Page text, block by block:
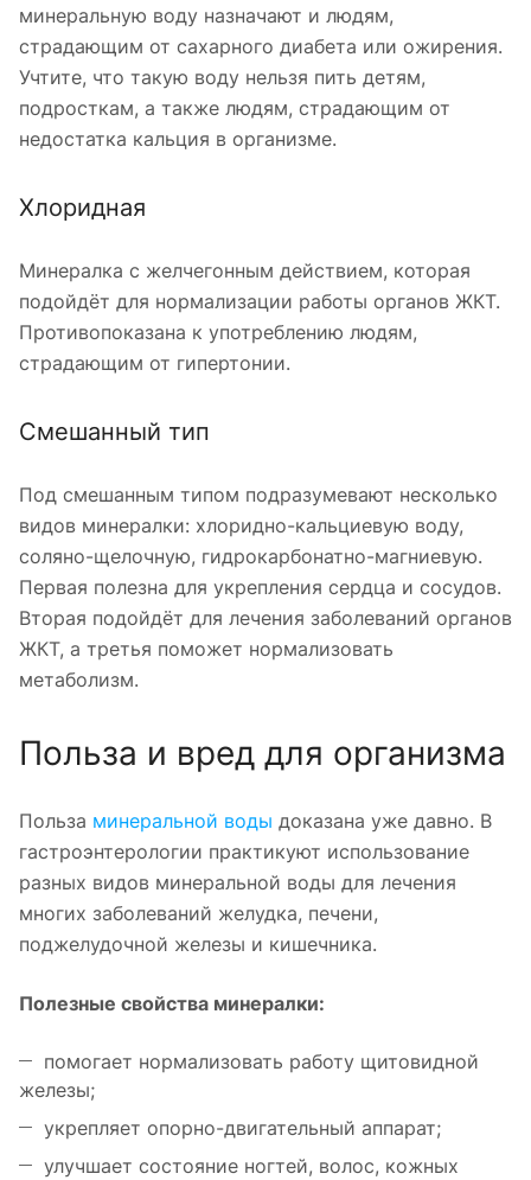
минеральную воду назначают и людям,
страдающим от сахарного диабета или ожирения.
Учтите, что такую воду нельзя пить детям,
подросткам, а также людям, страдающим от
недостатка кальция в организме.
Хлоридная
Минералка с желчегонным действием, которая
подойдёт для нормализации работы органов ЖКТ.
Противопоказана к употреблению людям,
страдающим от гипертонии.
Смешанный тип
Под смешанным типом подразумевают несколько
видов минералки: хлоридно-кальциевую воду,
соляно-щелочную, гидрокарбонатно-магниевую.
Первая полезна для укрепления сердца и сосудов.
Вторая подойдёт для лечения заболеваний органов
ЖКТ, а третья поможет нормализовать
метаболизм.
Польза и вред для организма
Польза минеральной воды доказана уже давно. В
гастроэнтерологии практикуют использование
разных видов минеральной воды для лечения
многих заболеваний желудка, печени,
поджелудочной железы и кишечника.
Полезные свойства минералки:
помогает нормализовать работу щитовидной
железы;
укрепляет опорно-двигательный аппарат;
улучшает состояние ногтей, волос, кожных